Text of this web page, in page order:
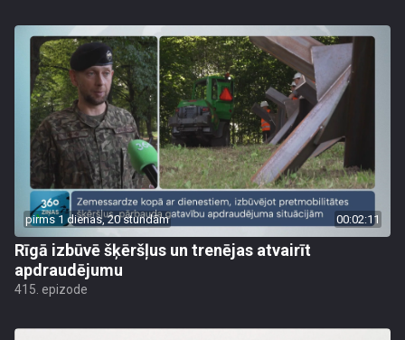
pirms 1 dienas, 20 stundām 00:02:11
Rīgā izbūvē šķēršļus un trenējas atvairīt
apdraudējumu
415. epizode